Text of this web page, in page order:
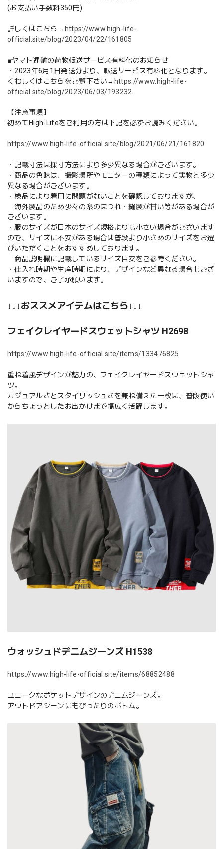
(お支払い手数料350円)
詳しくはこちら→ https://www.high-life-
official.site/blog/2023/04/22/161805
■ヤマト運輸の荷物転送サービス有料化のお知らせ
・2023年6月1日発送分より、転送サービス有料化となります。
くわしくはこちらをご覧下さい→ https://www.high-life-
official.site/blog/2023/06/03/193232
【注意事項】
初めてHigh-Lifeをご利用の方は下記を必ずお読みください。
https://www.high-life-official.site/blog/2021/06/21/161820
・記載寸法は採寸方法により多少異なる場合がございます。
・商品の色味は、撮影場所やモニターの種類によって実物と多少
異なる場合がございます。
・検品により着用に問題がないことを確認しておりますが、
海外製品のため少々の糸のほつれ・縫製が甘い等がある場合が
ございます。
・服のサイズが日本のサイズ規格よりも小さい場合がございます
ので、サイズに不安がある場合は普段より小さめのサイズをお選
びいただくことをおすすめしております。
商品説明欄に記載しているサイズ目安をご参考ください。
・仕入れ時期や生産時期により、デザインなど異なる場合もござ
いますので、ご了承願います。
↓↓↓おススメアイテムはこちら↓↓↓
フェイクレイヤードスウェットシャツ H2698
https://www.high-life-official.site/items/133476825
重ね着風デザインが魅力の、フェイクレイヤードスウェットシャ
ツ。
カジュアルさとスタイリッシュさを兼ね備えた一枚は、普段使い
からちょっとしたお出かけまで幅広く活躍します。
ウォッシュドデニムジーンズ H1538
https://www.high-life-official.site/items/68852488
ユニークなポケットデザインのデニムジーンズ。
アウトドアシーンにもぴったりのボトム。